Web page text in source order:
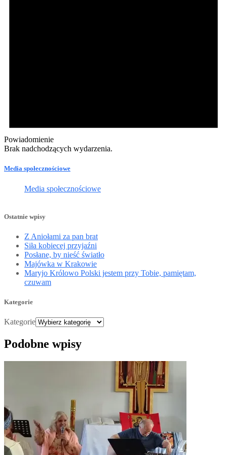
Powiadomienie
Brak nadchodzących wydarzenia.
Media społecznościowe
Media społecznościowe
Ostatnie wpisy
Z Aniołami za pan brat
Siła kobiecej przyjaźni
Posłane, by nieść światło
Majówka w Krakowie
Maryjo Królowo Polski jestem przy Tobie, pamiętam,
czuwam
Kategorie
Kategorie
Podobne wpisy